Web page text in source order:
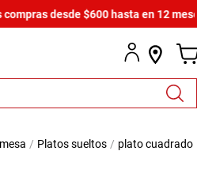
desde $600 hasta en 12 meses
platos sueltos
plato cuadrado